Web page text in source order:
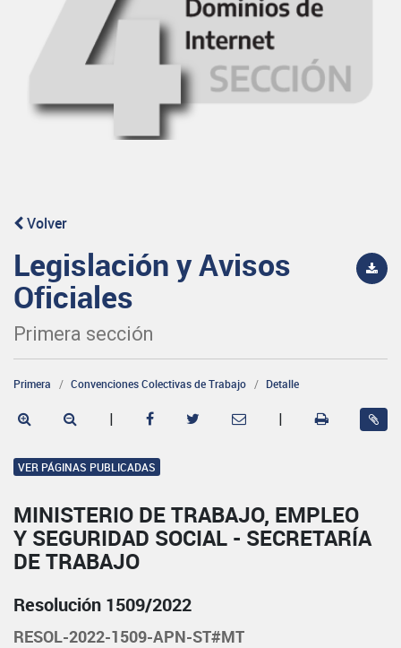
Volver
Legislación y Avisos
Oficiales
Primera sección
Primera Convenciones Colectivas de Trabajo Detalle
| |
VER PÁGINAS PUBLICADAS
MINISTERIO DE TRABAJO, EMPLEO
Y SEGURIDAD SOCIAL - SECRETARÍA
DE TRABAJO
Resolución 1509/2022
RESOL-2022-1509-APN-ST#MT